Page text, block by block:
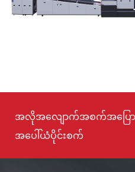
အလိုအလျောက် မြန်နှုန်းမြင့်
စက်